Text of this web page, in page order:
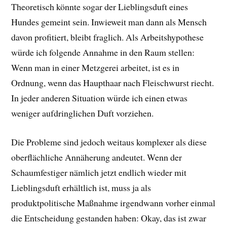
Theoretisch könnte sogar der Lieblingsduft eines
Hundes gemeint sein. Inwieweit man dann als Mensch
davon profitiert, bleibt fraglich. Als Arbeitshypothese
würde ich folgende Annahme in den Raum stellen:
Wenn man in einer Metzgerei arbeitet, ist es in
Ordnung, wenn das Haupthaar nach Fleischwurst riecht.
In jeder anderen Situation würde ich einen etwas
weniger aufdringlichen Duft vorziehen.
Die Probleme sind jedoch weitaus komplexer als diese
oberflächliche Annäherung andeutet. Wenn der
Schaumfestiger nämlich jetzt endlich wieder mit
Lieblingsduft erhältlich ist, muss ja als
produktpolitische Maßnahme irgendwann vorher einmal
die Entscheidung gestanden haben: Okay, das ist zwar